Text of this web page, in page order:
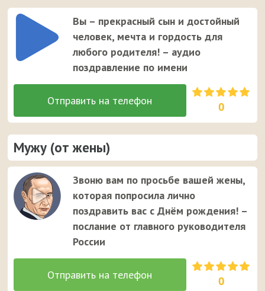
Вы – прекрасный сын и достойный
человек, мечта и гордость для
любого родителя! – аудио
поздравление по имени
0
Мужу (от жены)
Звоню вам по просьбе вашей жены,
которая попросила лично
поздравить вас с Днём рождения! –
послание от главного руководителя
России
0